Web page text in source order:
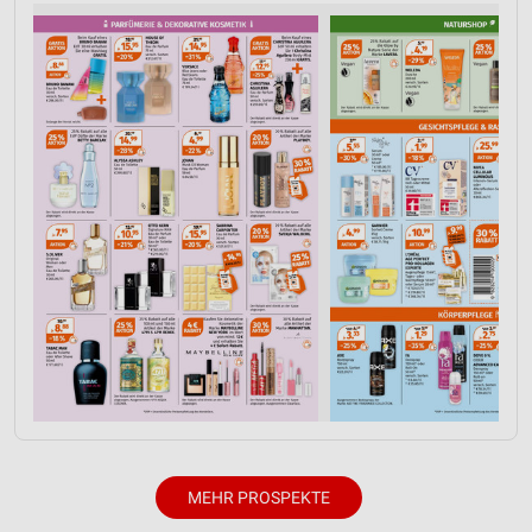
MEHR PROSPEKTE
Verwendung genauer Standortdaten
Geräte anhand von aktiv angeforderten
Informationen identifizieren
Nicht-IAB-Verarbeitungszwecke:
Notwendig
Performance
Funktional
Werbung